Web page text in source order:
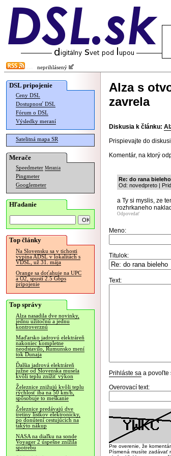
neprihlásený
DSL pripojenie
Ceny DSL
Dostupnosť DSL
Fórum o DSL
Výsledky meraní
Satelitná mapa SR
Merače
Speedmeter Merania
Pingmeter
Googlemeter
Hľadanie
Top články
Na Slovensku sa v tichosti
vypína ADSL v lokalitách s
VDSL, už 31. mája
Orange sa doťahuje na UPC
a O2, spustí 2.5 Gbps
pripojenie
Top správy
Alza nasadila dve novinky,
jednu užitočnú a jednu
kontroverznú
Maďarsko jadrovú elektráreň
nakoniec kompletne
neodstavilo, Rumunsko mení
tok Dunaja
Ďalšia jadrová elektráreň
južne od Slovenska musela
kvôli teplu znížiť výkon
Železnice znižujú kvôli teplu
rýchlosť iba na 50 km/h,
spôsobuje to meškanie
Železnice predávajú dve
tretiny lístkov elektronicky,
po donútení cestujúcich na
takýto nákup
NASA na diaľku na sonde
Voyager 2 úspešne znížila
spotrebu
Alza s
zavrela
Diskusia k článku:
Prispievajte do
Komentár, na ktorý
Re: do rana bieleho
Od: novedpreto |
a Ty si myslis, ze
rozhrkaneho
Odpovedať
Meno:
Titulok:
Text:
Prihláste sa a povoľte
Overovací text:
Pre overenie, že
Písmená musíte zadávať